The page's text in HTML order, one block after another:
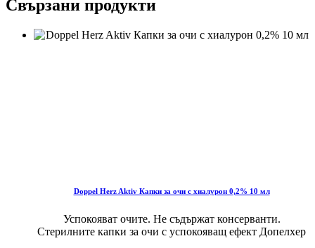
Свързани продукти
Doppel Herz Aktiv Капки за очи с хиалурон 0,2% 10 мл
Успокояват очите. Не съдържат консерванти.
Стерилните капки за очи с успокояващ ефект Допелхер